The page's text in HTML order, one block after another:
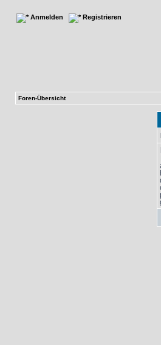
Anmelden Registrieren
Foren-Übersicht